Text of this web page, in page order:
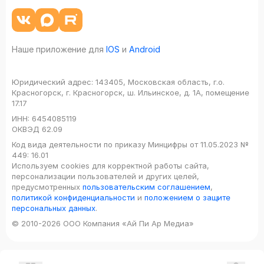
Наше приложение для IOS и Android
Юридический адрес: 143405, Московская область, г.о.
Красногорск, г. Красногорск, ш. Ильинское, д. 1А, помещение
17.17
ИНН: 6454085119
ОКВЭД 62.09
Код вида деятельности по приказу Минцифры от 11.05.2023 №
449: 16.01
Используем cookies для корректной работы сайта,
персонализации пользователей и других целей,
предусмотренных пользовательским соглашением,
политикой конфиденциальности и положением о защите
персональных данных.
© 2010-2026 ООО Компания «Ай Пи Ар Медиа»